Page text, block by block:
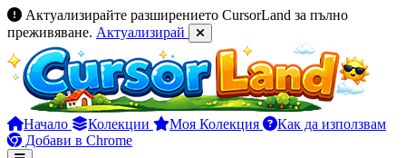
Актуализирайте разширението CursorLand за пълно
преживяване. Актуализирай
Начало Колекции Моя Колекция
Как да използвам
Добави в Chrome